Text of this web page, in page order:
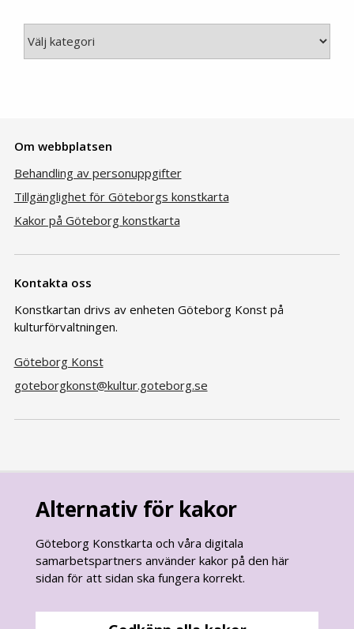
Om webbplatsen
Behandling av personuppgifter
Tillgänglighet för Göteborgs konstkarta
Kakor på Göteborg konstkarta
Kontakta oss
Konstkartan drivs av enheten Göteborg Konst på
kulturförvaltningen.
Göteborg Konst
goteborgkonst@kultur.goteborg.se
goteborg.seär Göteborgs Stads officiella webbplats.
Alternativ för kakor
Göteborg Konstkarta och våra digitala
samarbetspartners använder kakor på den här
sidan för att sidan ska fungera korrekt.